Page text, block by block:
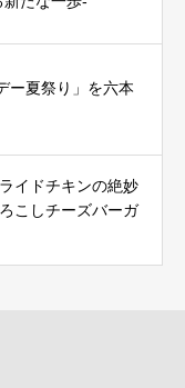
ー夏祭り」を六本
イドチキンの絶妙
こしチーズバーガ